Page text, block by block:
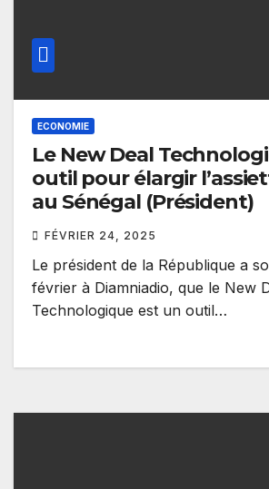
ECONOMIE
Le New Deal
outil pour élargir
au Sénégal (Président)
FÉVRIER 24, 2025
Le président de la République a
février à Diamniadio, que le New
Technologique est un outil…